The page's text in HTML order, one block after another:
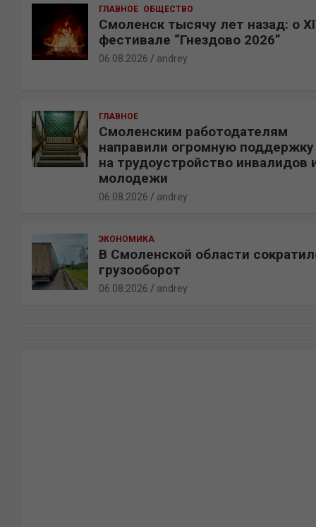
ГЛАВНОЕ ОБЩЕСТВО
Смоленск тысячу лет назад: о
фестивале “Гнездово 2026”
06.08.2026 andrey
ГЛАВНОЕ
Смоленским работодателям
направили огромную поддержку
на трудоустройство инвалидов
молодежи
06.08.2026 andrey
ЭКОНОМИКА
В Смоленской области
грузооборот
06.08.2026 andrey